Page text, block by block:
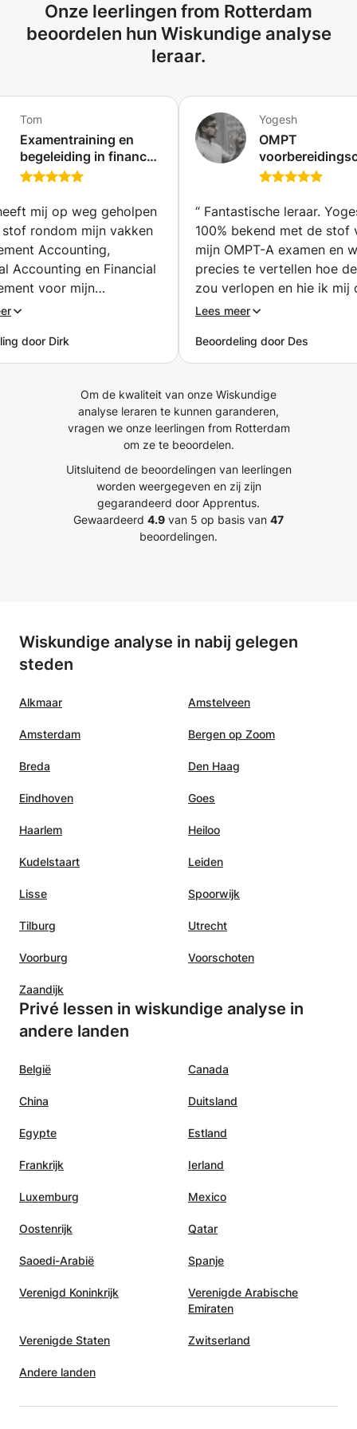
Onze leerlingen from Rotterdam
beoordelen hun Wiskundige analyse
leraar.
Tom
Examentraining en
begeleiding in finance,
accounting,
economics
(Amsterdam)
mij op weg geholpen
rondom mijn vakken
Accounting,
Accounting en Financial
voor mijn
studie bedrijfskunde.
in iets wat
was voor mij en ik heb
boeken van Tom
als de stof voelt als
door Dirk
Yogesh
OMPT
voor
voor de
(Zoetermeer)
“ Fantastische leraar.
100% bekend met de stof
mijn OMPT-A examen en
precies te vertellen hoe
zou verlopen en hie ik mij
moest voorbereiden. Vijf
Lees meer
Beoordeling door Des
Om de kwaliteit van onze Wiskundige
analyse leraren te kunnen garanderen,
vragen we onze leerlingen from Rotterdam
om ze te beoordelen.
Uitsluitend de beoordelingen van leerlingen
worden weergegeven en zij zijn
gegarandeerd door Apprentus.
Gewaardeerd 4.9 van 5 op basis van 47
beoordelingen.
Wiskundige analyse in nabij gelegen
steden
Alkmaar Amstelveen
Amsterdam Bergen op Zoom
Breda Den Haag
Eindhoven Goes
Haarlem Heiloo
Kudelstaart Leiden
Lisse Spoorwijk
Tilburg Utrecht
Voorburg Voorschoten
Zaandijk
Privé lessen in wiskundige analyse in
andere landen
België Canada
China Duitsland
Egypte Estland
Frankrijk Ierland
Luxemburg Mexico
Oostenrijk Qatar
Saoedi-Arabië Spanje
Verenigd Koninkrijk
Verenigde Arabische
Emiraten
Verenigde Staten Zwitserland
Andere landen